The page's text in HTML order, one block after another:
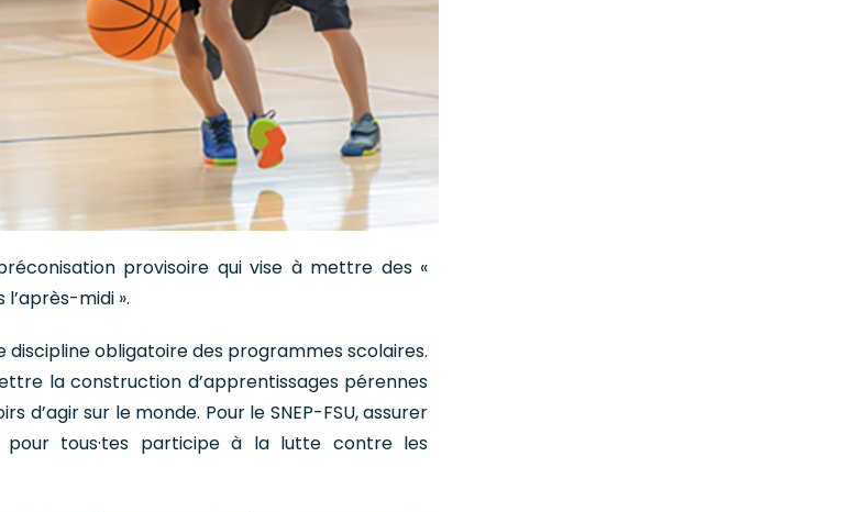
provisoire qui vise à mettre des «
midi ».
discipline obligatoire des programmes scolaires.
la construction d’apprentissages pérennes
d’agir sur le monde. Pour le SNEP-FSU, assurer
pour tous·tes participe à la lutte contre les